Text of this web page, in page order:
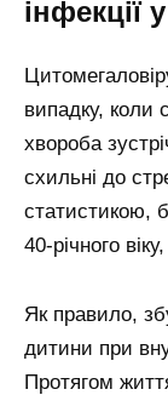
інфекції
випадку, коли
хвороба
схильні до
статистикою,
40-річного
Як правило,
дитини при
Протягом